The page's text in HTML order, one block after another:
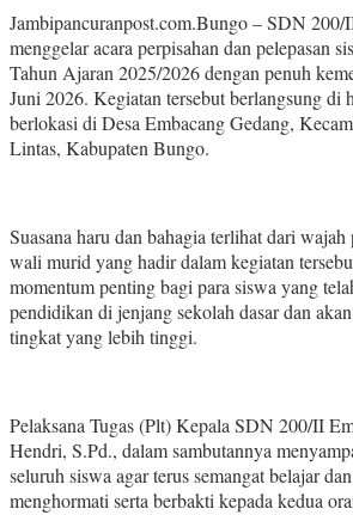
Jambipancuranpost.com.Bungo – SDN 200/
menggelar acara perpisahan dan pelepasan
Tahun Ajaran 2025/2026 dengan penuh
Juni 2026. Kegiatan tersebut berlangsung di
berlokasi di Desa Embacang Gedang,
Lintas, Kabupaten Bungo.
Suasana haru dan bahagia terlihat dari wajah
wali murid yang hadir dalam kegiatan
momentum penting bagi para siswa yang
pendidikan di jenjang sekolah dasar dan
tingkat yang lebih tinggi.
Pelaksana Tugas (Plt) Kepala SDN 200/II
Hendri, S.Pd., dalam sambutannya
seluruh siswa agar terus semangat belajar
menghormati serta berbakti kepada kedua